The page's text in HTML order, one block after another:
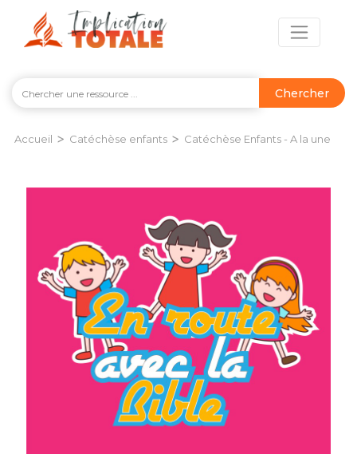
Chercher
Accueil > Catéchèse enfants > Catéchèse Enfants - A la une